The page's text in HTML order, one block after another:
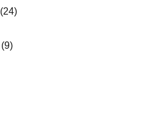
(24)
(9)